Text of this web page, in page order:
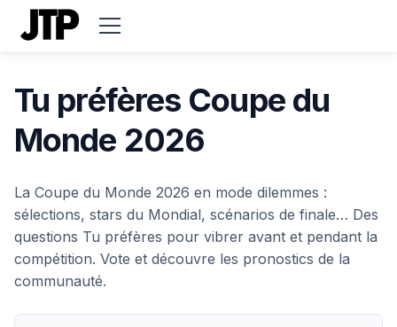
Tu préfères Coupe du
Monde 2026
La Coupe du Monde 2026 en mode dilemmes :
sélections, stars du Mondial, scénarios de finale… Des
questions Tu préfères pour vibrer avant et pendant la
compétition. Vote et découvre les pronostics de la
communauté.